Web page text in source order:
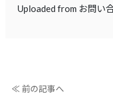
Uploaded from お問い
≪ 前の記事へ